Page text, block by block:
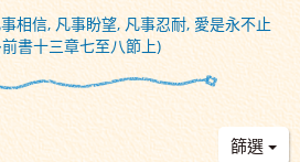
相信, 凡事盼望, 凡事忍耐, 愛是永不止
書十三章七至八節上)
篩選